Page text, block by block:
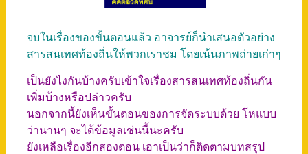
จบในเรื่องของขั้นตอนแล้ว อาจารย์ก็นำเสนอตัวอย่าง
สารสนเทศท้องถิ่นให้พวกเราชม โดยเน้นภาพถ่ายเก่าๆ
เป็นยังไงกันบ้างครับเข้าใจเรื่องสารสนเทศท้องถิ่นกัน
เพิ่มบ้างหรือปล่าวครับ
นอกจากนี้ยังเห็นขั้นตอนของการจัดระบบด้วย โหแบบ
ว่านานๆ จะได้ข้อมูลเช่นนี้นะครับ
ยังเหลือเรื่องอีกสองตอน เอาเป็นว่าก็ติดตามบทสรุป